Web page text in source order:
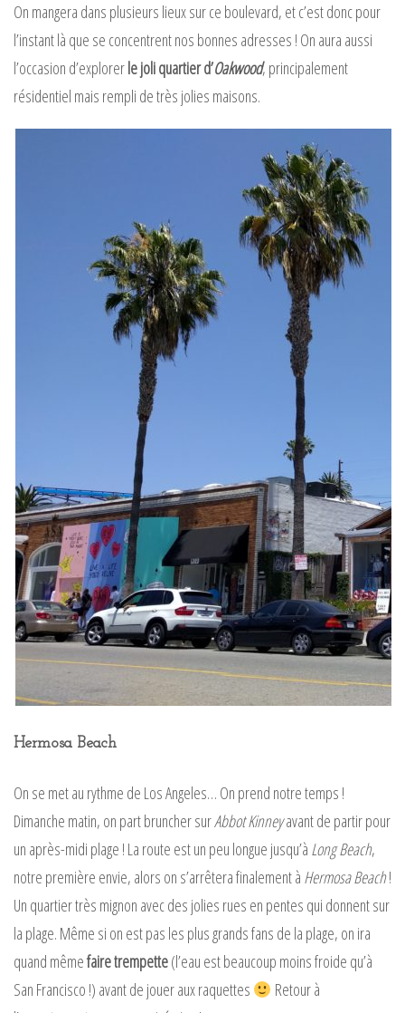
On mangera dans plusieurs lieux sur ce boulevard, et c’est donc pour
l’instant là que se concentrent nos bonnes adresses ! On aura aussi
l’occasion d’explorerle joli quartier d’Oakwood, principalement
résidentiel mais rempli de très jolies maisons.
Hermosa Beach
On se met au rythme de Los Angeles… On prend notre temps !
Dimanche matin, on part bruncher surAbbot Kinneyavant de partir pour
un après-midi plage ! La route est un peu longue jusqu’à Long Beach,
notre première envie, alors on s’arrêtera finalement à Hermosa Beach!
Un quartier très mignon avec des jolies rues en pentes qui donnent sur
la plage. Même si on est pas les plus grands fans de la plage, on ira
quand mêmefaire trempette(l’eau est beaucoup moins froide qu’à
San Francisco !) avant de jouer aux raquettes
Retour à